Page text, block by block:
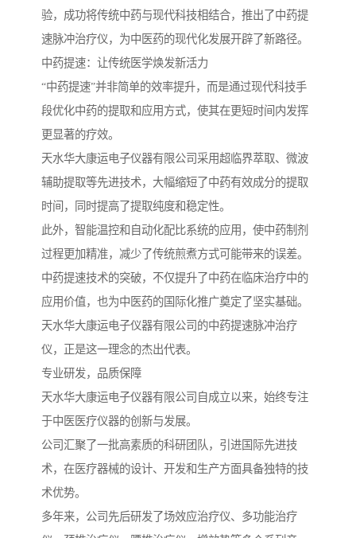
验，成功将传统中药与现代科技相结合，推出了中药提
速脉冲治疗仪，为中医药的现代化发展开辟了新路径。
中药提速：让传统医学焕发新活力
“中药提速”并非简单的效率提升，而是通过现代科技手
段优化中药的提取和应用方式，使其在更短时间内发挥
更显著的疗效。
天水华大康运电子仪器有限公司采用超临界萃取、微波
辅助提取等先进技术，大幅缩短了中药有效成分的提取
时间，同时提高了提取纯度和稳定性。
此外，智能温控和自动化配比系统的应用，使中药制剂
过程更加精准，减少了传统煎煮方式可能带来的误差。
中药提速技术的突破，不仅提升了中药在临床治疗中的
应用价值，也为中医药的国际化推广奠定了坚实基础。
天水华大康运电子仪器有限公司的中药提速脉冲治疗
仪，正是这一理念的杰出代表。
专业研发，品质保障
天水华大康运电子仪器有限公司自成立以来，始终专注
于中医医疗仪器的创新与发展。
公司汇聚了一批高素质的科研团队，引进国际先进技
术，在医疗器械的设计、开发和生产方面具备独特的技
术优势。
多年来，公司先后研发了场效应治疗仪、多功能治疗